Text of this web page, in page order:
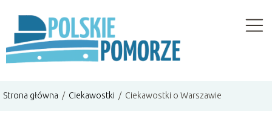
Strona główna / Ciekawostki / Ciekawostki o Warszawie